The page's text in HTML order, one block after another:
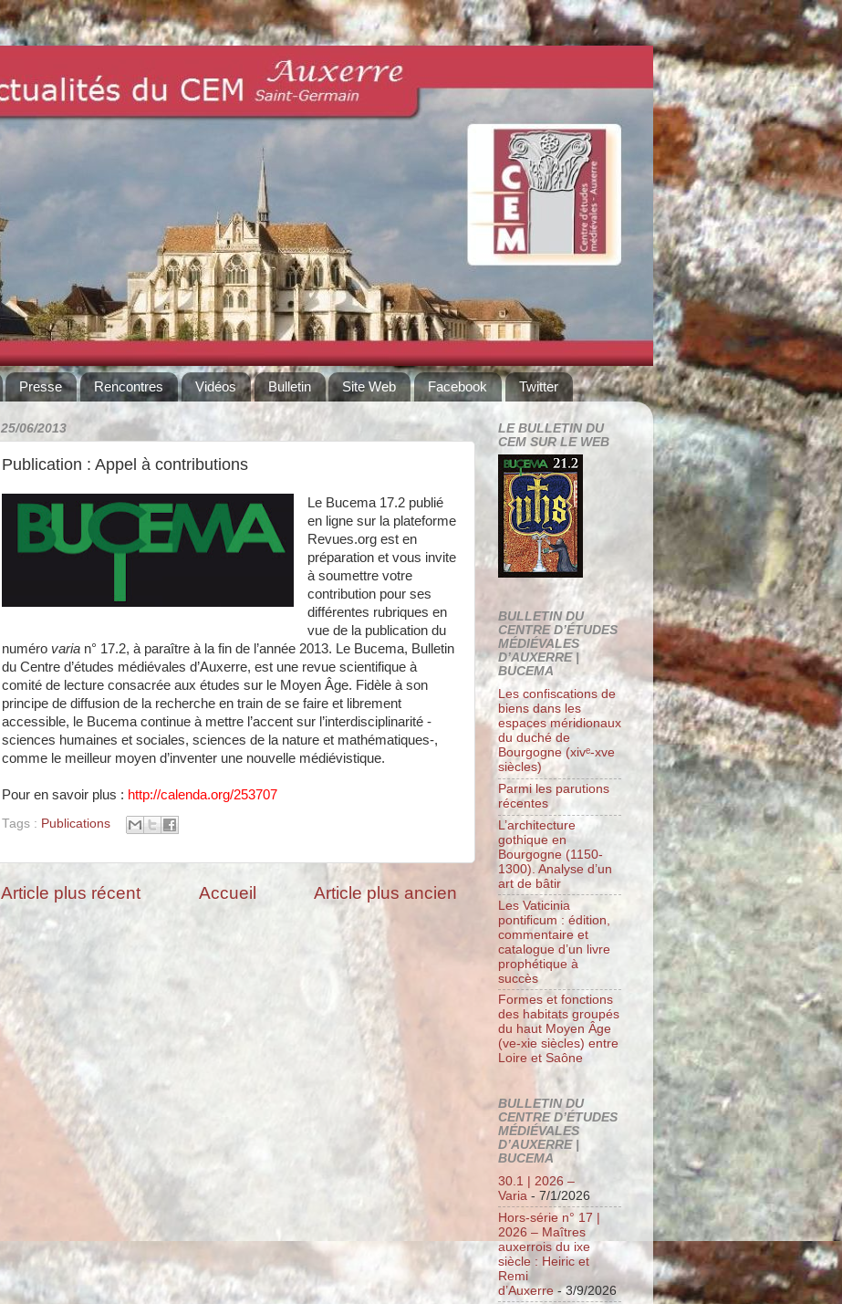
Presse Rencontres Vidéos Bulletin Site Web Facebook Twitter
25/06/2013
Publication : Appel à contributions
Le Bucema 17.2 publié
en ligne sur la plateforme
Revues.org est en
préparation et vous invite
à soumettre votre
contribution pour ses
différentes rubriques en
vue de la publication du
numéro varia n° 17.2, à paraître à la fin de l’année 2013. Le Bucema, Bulletin
du Centre d’études médiévales d’Auxerre, est une revue scientifique à
comité de lecture consacrée aux études sur le Moyen Âge. Fidèle à son
principe de diffusion de la recherche en train de se faire et librement
accessible, le Bucema continue à mettre l’accent sur l’interdisciplinarité -
sciences humaines et sociales, sciences de la nature et mathématiques-,
comme le meilleur moyen d’inventer une nouvelle médiévistique.
Pour en savoir plus : http://calenda.org/253707
Tags : Publications
Article plus récent Article plus ancien
Accueil
LE BULLETIN DU
CEM SUR LE WEB
BULLETIN DU
CENTRE D’ÉTUDES
MÉDIÉVALES
D’AUXERRE |
BUCEMA
Les confiscations de
biens dans les
espaces méridionaux
du duché de
Bourgogne (xivᵉ-xve
siècles)
Parmi les parutions
récentes
L’architecture
gothique en
Bourgogne (1150-
1300). Analyse d’un
art de bâtir
Les Vaticinia
pontificum : édition,
commentaire et
catalogue d’un livre
prophétique à
succès
Formes et fonctions
des habitats groupés
du haut Moyen Âge
(ve-xie siècles) entre
Loire et Saône
BULLETIN DU
CENTRE D’ÉTUDES
MÉDIÉVALES
D’AUXERRE |
BUCEMA
30.1 | 2026 –
Varia - 7/1/2026
Hors-série n° 17 |
2026 – Maîtres
auxerrois du ixe
siècle : Heiric et
Remi
d’Auxerre- 3/9/2026